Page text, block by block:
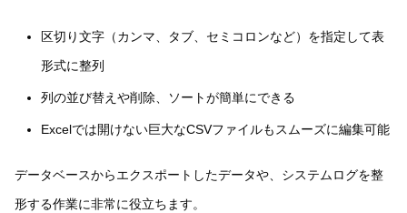
区切り文字（カンマ、タブ、セミコロンなど）を指定して表
形式に整列
列の並び替えや削除、ソートが簡単にできる
Excelでは開けない巨大なCSVファイルもスムーズに編集可能
データベースからエクスポートしたデータや、システムログを整
形する作業に非常に役立ちます。